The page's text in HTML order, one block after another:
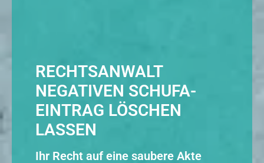
RECHTSANWALT
NEGATIVEN SCHUFA-
EINTRAG LÖSCHEN
LASSEN
Ihr Recht auf eine saubere Akte